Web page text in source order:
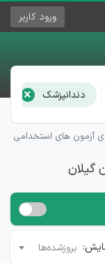
ورود کاربر
دندانپزشک ×
آزمون های استخدامی
گیلان
بروزشده‌ها